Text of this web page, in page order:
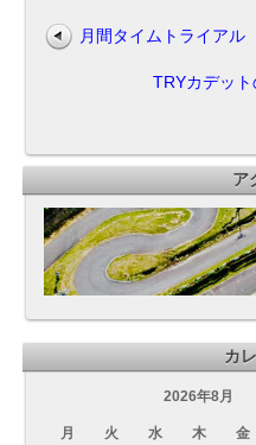
月間タイムトライア
TRYカデット
ア
カ
2026年8月
月 火 水 木 金